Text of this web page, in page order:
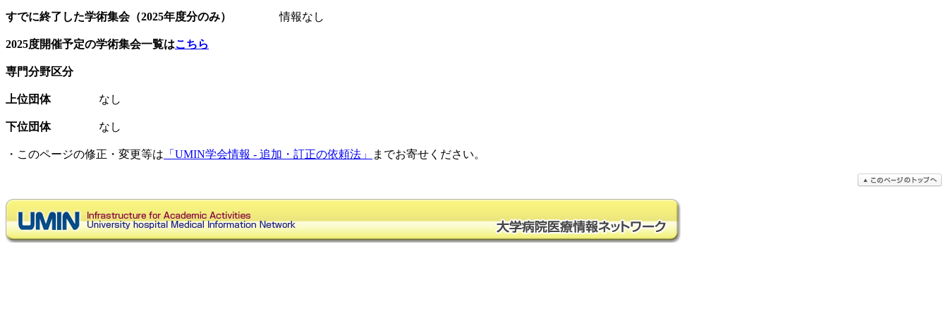
すでに終了した学術集会（2025年度分のみ） 情報なし
2025度開催予定の学術集会一覧はこちら
専門分野区分
上位団体なし
下位団体なし
・このページの修正・変更等は 「UMIN学会情報 - 追加・訂正の依頼法」 までお寄せください。